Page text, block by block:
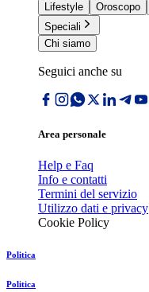
Lifestyle
Oroscopo
Speciali
Chi siamo
Seguici anche su
Area personale
Help e Faq
Info e contatti
Termini del servizio
Utilizzo dati e privacy
Cookie Policy
Politica
Politica